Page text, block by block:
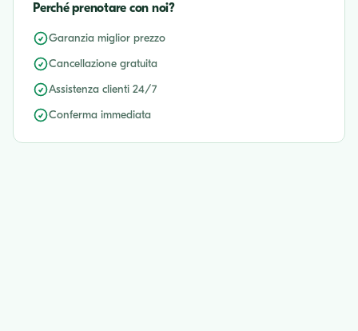
Perché prenotare con noi?
Garanzia miglior prezzo
Cancellazione gratuita
Assistenza clienti 24/7
Conferma immediata